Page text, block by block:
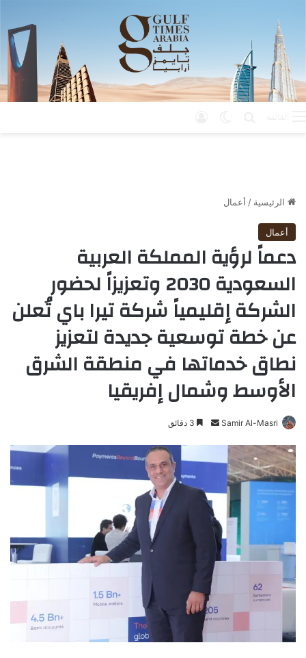
الرئيسية / أعمال
أعمال
دعماً لرؤية المملكة العربية
السعودية 2030 وتعزيزاً لحضور
الشركة إقليمياً شركة تيرا باي تُعلن
عن خطة توسعية جديدة لتعزيز
نطاق خدماتها في منطقة الشرق
الأوسط وشمال إفريقيا
Samir Al-Masri
ر
ل
ك
ت